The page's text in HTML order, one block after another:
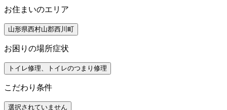
お住まいのエリア
山形県西村山郡西川町
お困りの場所症状
トイレ修理、トイレのつまり修理
こだわり条件
選択されていません